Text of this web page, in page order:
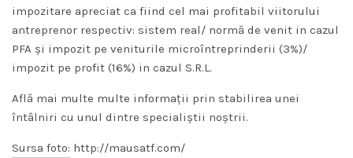
impozitare apreciat ca fiind cel mai profitabil viitorului
antreprenor respectiv: sistem real/ normă de venit in cazul
PFA și impozit pe veniturile microîntreprinderii (3%)/
impozit pe profit (16%) in cazul S.R.L.
Află mai multe multe informații prin stabilirea unei
întâlniri cu unul dintre specialiștii noștrii.
Sursa foto: http://mausatf.com/